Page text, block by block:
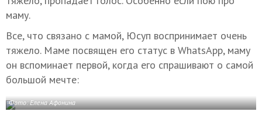
маму.
Все, что связано с мамой, Юсуп воспринимает очень
тяжело. Маме посвящен его статус в WhatsApp, маму
он вспоминает первой, когда его спрашивают о самой
большой мечте:
Фото: Елена Афонина